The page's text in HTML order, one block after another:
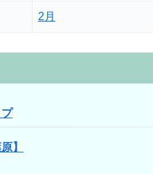
2月
】